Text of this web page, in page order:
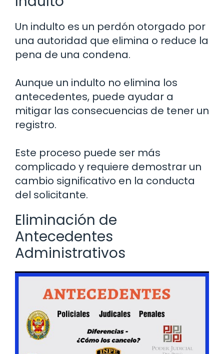
Un indulto es un perdón otorgado por
una autoridad que elimina o reduce la
pena de una condena.
Aunque un indulto no elimina los
antecedentes, puede ayudar a
mitigar las consecuencias de tener un
registro.
Este proceso puede ser más
complicado y requiere demostrar un
cambio significativo en la conducta
del solicitante.
Eliminación de
Antecedentes
Administrativos